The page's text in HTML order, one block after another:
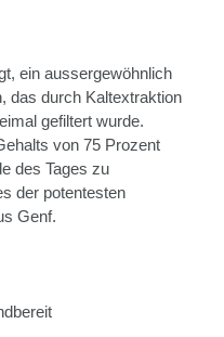
ein aussergewöhnlich
das durch Kaltextraktion
gefiltert wurde.
von 75 Prozent
des Tages zu
der potentesten
Genf.